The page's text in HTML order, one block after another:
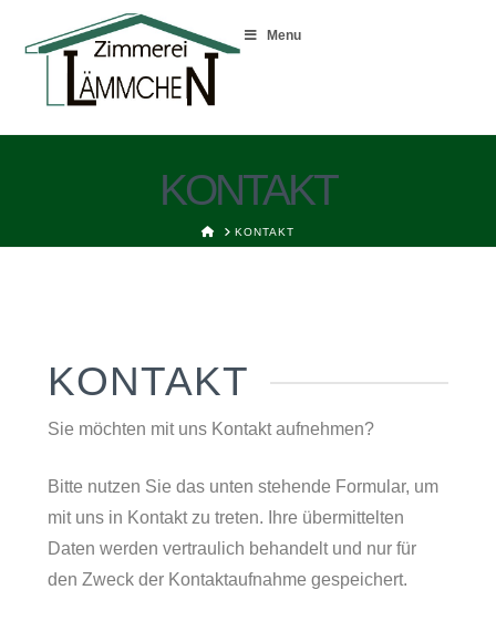
Menu
KONTAKT
HOMEKONTAKT
KONTAKT
Sie möchten mit uns Kontakt aufnehmen?
Bitte nutzen Sie das unten stehende Formular, um
mit uns in Kontakt zu treten. Ihre übermittelten
Daten werden vertraulich behandelt und nur für
den Zweck der Kontaktaufnahme gespeichert.